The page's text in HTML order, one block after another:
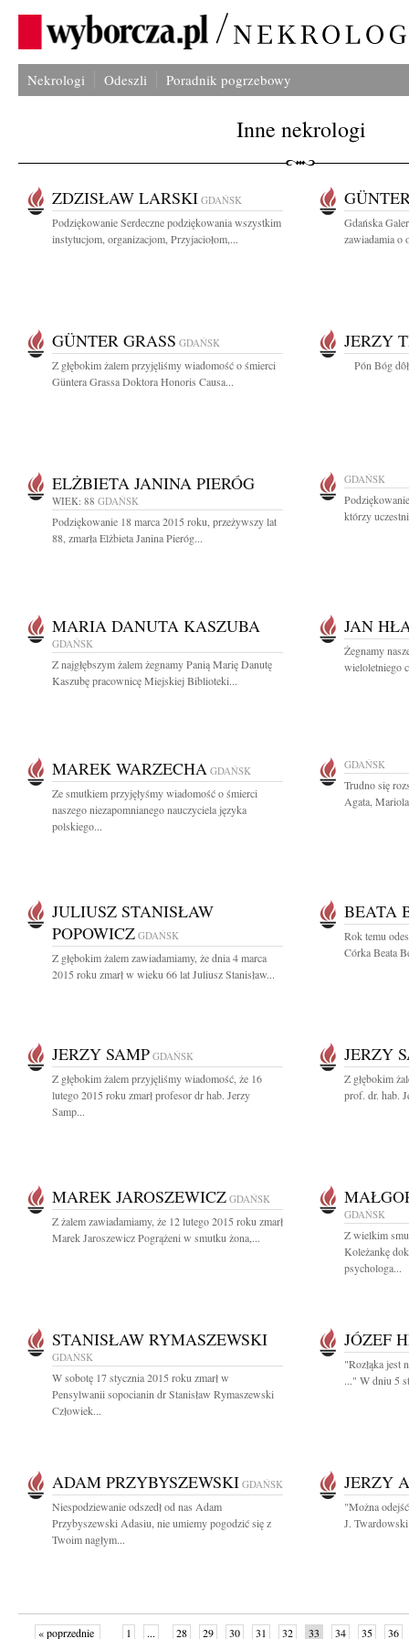
Nekrologi Odeszli Poradnik pogrzebowy
Inne nekrologi
ZDZISŁAW LARSKI GDAŃSK
Podziękowanie Serdeczne podziękowania wszystkim
instytucjom, organizacjom, Przyjaciołom,...
Gdańska
zawiadamia o
GÜNTER GRASS GDAŃSK
Z głębokim żalem przyjęliśmy wiadomość o śmierci
Güntera Grassa Doktora Honoris Causa...
JERZY
Pón Bóg
ELŻBIETA JANINA PIERÓG
WIEK: 88 GDAŃSK
Podziękowanie 18 marca 2015 roku, przeżywszy lat
88, zmarła Elżbieta Janina Pieróg...
GDAŃSK
którzy
MARIA DANUTA KASZUBA
GDAŃSK
Z najgłębszym żalem żegnamy Panią Marię Danutę
Kaszubę pracownicę Miejskiej Biblioteki...
JAN
Żegnamy
wieloletniego
MAREK WARZECHA GDAŃSK
Ze smutkiem przyjęłyśmy wiadomość o śmierci
naszego niezapomnianego nauczyciela języka
polskiego...
GDAŃSK
Trudno się
Agata,
JULIUSZ STANISŁAW
POPOWICZ GDAŃSK
Z głębokim żalem zawiadamiamy, że dnia 4 marca
2015 roku zmarł w wieku 66 lat Juliusz Stanisław...
BEATA
Rok temu
Córka Beata
JERZY SAMP GDAŃSK
Z głębokim żalem przyjęliśmy wiadomość, że 16
lutego 2015 roku zmarł profesor dr hab. Jerzy
Samp...
JERZY
Z głębokim
prof. dr. hab.
MAREK JAROSZEWICZ GDAŃSK
Z żalem zawiadamiamy, że 12 lutego 2015 roku zmarł
Marek Jaroszewicz Pogrążeni w smutku żona,...
GDAŃSK
Z wielkim
Koleżankę
psychologa...
STANISŁAW RYMASZEWSKI
GDAŃSK
W sobotę 17 stycznia 2015 roku zmarł w
Pensylwanii sopocianin dr Stanisław Rymaszewski
Człowiek...
JÓZEF
"Rozłąka jest
..." W dniu 5
ADAM PRZYBYSZEWSKI GDAŃSK
Niespodziewanie odszedł od nas Adam
Przybyszewski Adasiu, nie umiemy pogodzić się z
Twoim nagłym...
JERZY
"Można
J.
« poprzednie 1 ... 28 29 30 31 32 33 34 35 36